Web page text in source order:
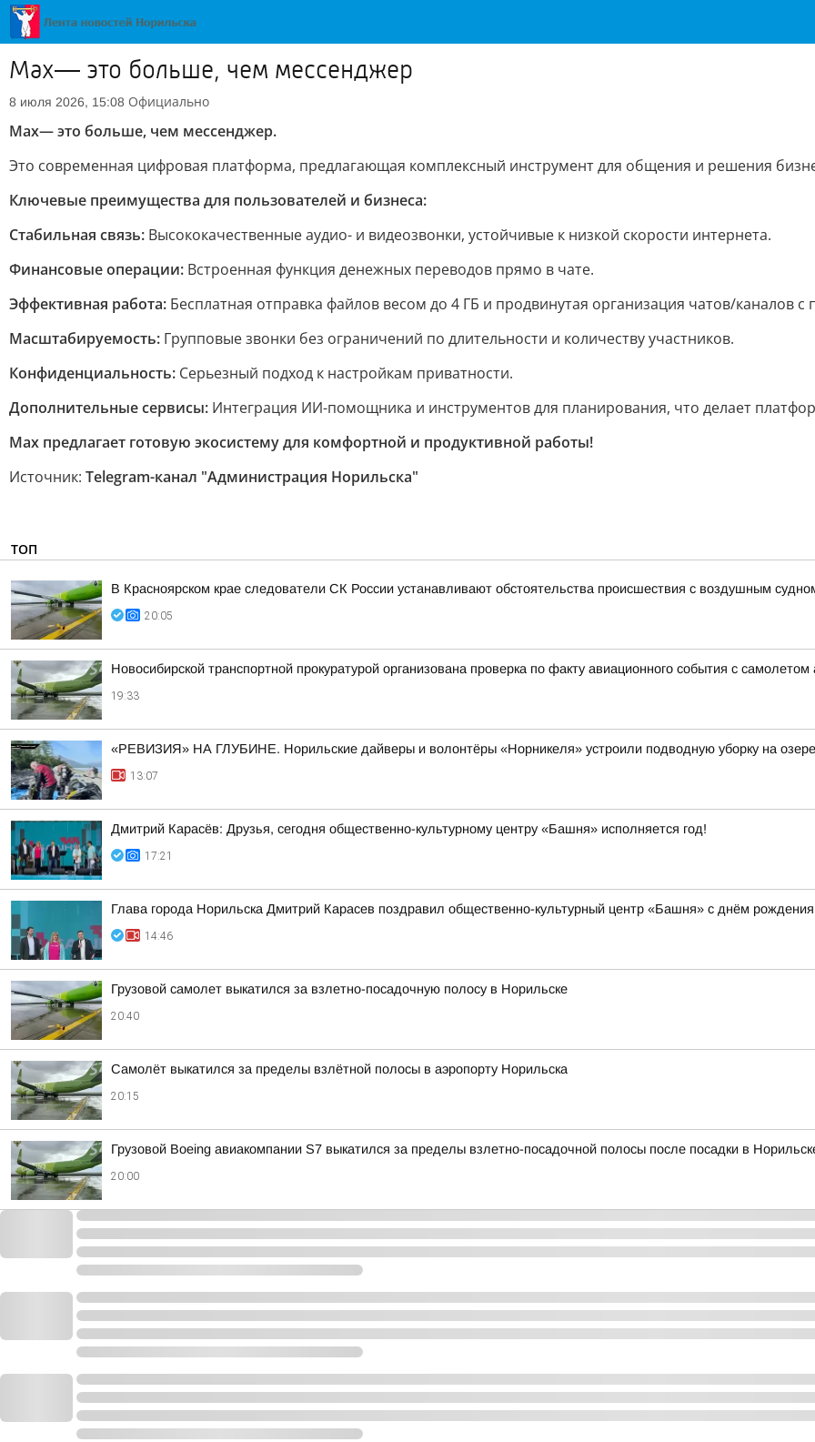
Max— это больше, чем мессенджер
8 июля 2026, 15:08 Официально
Max— это больше, чем мессенджер.
Это современная цифровая платформа, предлагающая комплексный инструмент для общения и решения
Ключевые преимущества для пользователей и бизнеса:
Стабильная связь: Высококачественные аудио- и видеозвонки, устойчивые к низкой скорости интернета.
Финансовые операции: Встроенная функция денежных переводов прямо в чате.
Эффективная работа: Бесплатная отправка файлов весом до 4 ГБ и продвинутая организация чатов/каналов
Масштабируемость: Групповые звонки без ограничений по длительности и количеству участников.
Конфиденциальность: Серьезный подход к настройкам приватности.
Дополнительные сервисы: Интеграция ИИ-помощника и инструментов для планирования, что делает
Max предлагает готовую экосистему для комфортной и продуктивной работы!
Источник: Telegram-канал "Администрация Норильска"
ТОП
В Красноярском крае следователи СК России устанавливают обстоятельства происшествия с воздушным
20:05
Новосибирской транспортной прокуратурой организована проверка по факту авиационного события с
19:33
«РЕВИЗИЯ» НА ГЛУБИНЕ. Норильские дайверы и волонтёры «Норникеля» устроили подводную уборку на
13:07
Дмитрий Карасёв: Друзья, сегодня общественно-культурному центру «Башня» исполняется год!
17:21
Глава города Норильска Дмитрий Карасев поздравил общественно-культурный центр «Башня» с днём
14:46
Грузовой самолет выкатился за взлетно-посадочную полосу в Норильске
20:40
Самолёт выкатился за пределы взлётной полосы в аэропорту Норильска
20:15
Грузовой Boeing авиакомпании S7 выкатился за пределы взлетно-посадочной полосы после посадки в
20:00